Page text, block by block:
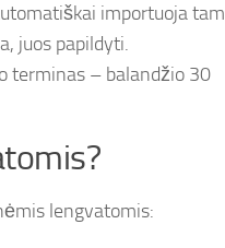
importuoja tam
juos papildyti.
terminas – balandžio 30
lengvatomis: